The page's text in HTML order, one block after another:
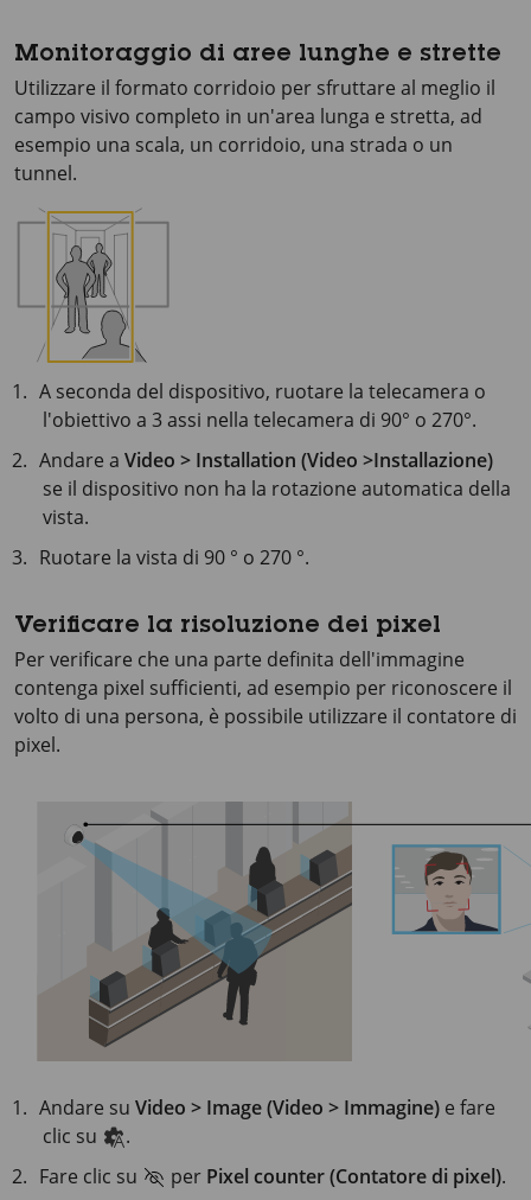
Monitoraggio di aree lunghe e strette
Utilizzare il formato corridoio per sfruttare al meglio il
campo visivo completo in un'area lunga e stretta, ad
esempio una scala, un corridoio, una strada o un
tunnel.
A seconda del dispositivo, ruotare la telecamera o
l'obiettivo a 3 assi nella telecamera di 90° o 270°.
Andare aVideo > Installation (Video >Installazione)
se il dispositivo non ha la rotazione automatica della
vista.
Ruotare la vista di 90 ° o 270 °.
Verificare la risoluzione dei pixel
Per verificare che una parte definita dell'immagine
contenga pixel sufficienti, ad esempio per riconoscere il
volto di una persona, è possibile utilizzare il contatore di
pixel.
Andare suVideo > Image (Video > Immagine) e fare
clic su
.
Fare clic su
per Pixel counter (Contatore di pixel).